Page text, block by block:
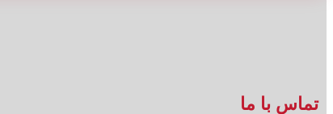
تماس با ما